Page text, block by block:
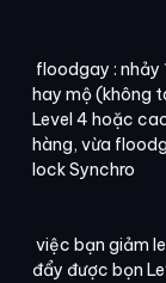
floodgay : nhảy
hay mộ (không
Level 4 hoặc
hàng, vừa
lock Synchro
việc bạn giảm
đẩy được bọn